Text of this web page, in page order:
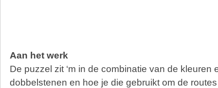
Aan het werk
De puzzel zit ‘m in de combinatie van de kleuren
dobbelstenen en hoe je die gebruikt om de